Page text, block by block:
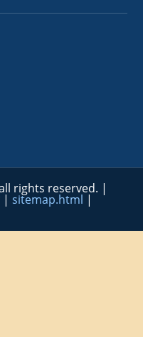
rights reserved. |
| sitemap.html |